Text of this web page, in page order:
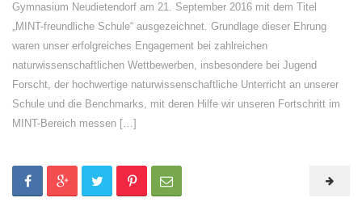
Gymnasium Neudietendorf am 21. September 2016 mit dem Titel
„MINT-freundliche Schule“ ausgezeichnet. Grundlage dieser Ehrung
waren unser erfolgreiches Engagement bei zahlreichen
naturwissenschaftlichen Wettbewerben, insbesondere bei Jugend
Forscht, der hochwertige naturwissenschaftliche Unterricht an unserer
Schule und die Benchmarks, mit deren Hilfe wir unseren Fortschritt im
MINT-Bereich messen […]